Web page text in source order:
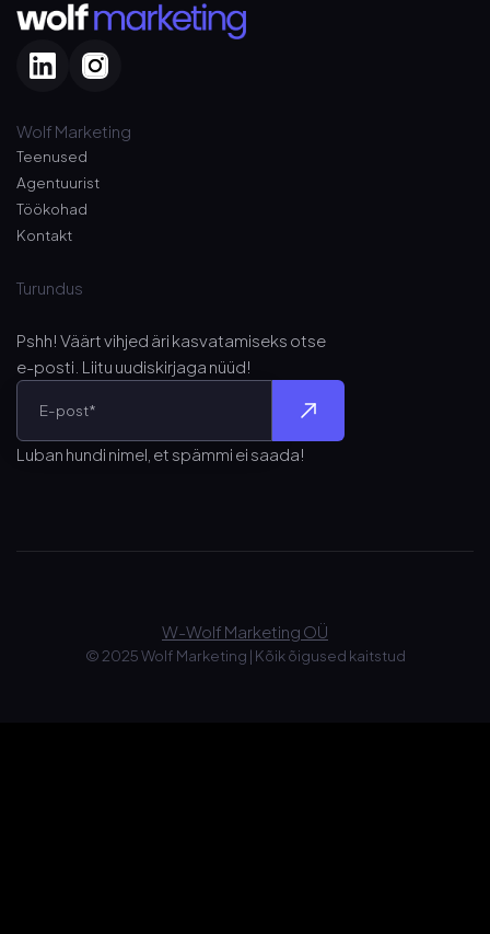
Wolf Marketing
Teenused
Agentuurist
Töökohad
Kontakt
Turundus
Pshh! Väärt vihjed äri kasvatamiseks otse
e-posti . Liitu uudiskirjaga nüüd!
Luban hundi nimel, et spämmi ei saada!
W-Wolf Marketing OÜ
© 2025 Wolf Marketing | Kõik õigused kaitstud